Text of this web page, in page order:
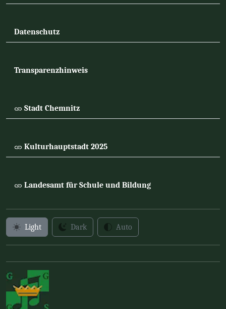
Datenschutz
Transparenzhinweis
Stadt Chemnitz
Kulturhauptstadt 2025
Landesamt für Schule und Bildung
Light Dark Auto